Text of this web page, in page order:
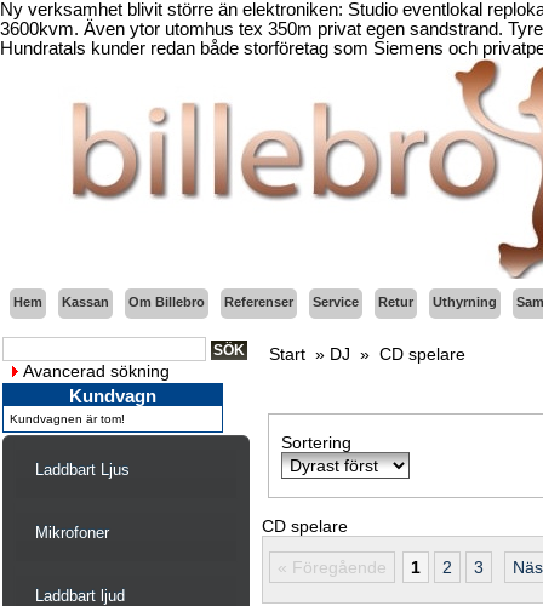
Ny verksamhet blivit större än elektroniken: Studio eventlokal
3600kvm. Även ytor utomhus tex 350m privat egen sandstrand.
Hundratals kunder redan både storföretag som Siemens och
Hem Kassan Om Billebro Referenser Service Retur Uthyrning
Avancerad sökning
Kundvagn
Kundvagnen är tom!
Laddbart Ljus
Mikrofoner
Laddbart ljud
Start » DJ » CD spelare
Sortering
CD spelare
« Föregående 1 2 3